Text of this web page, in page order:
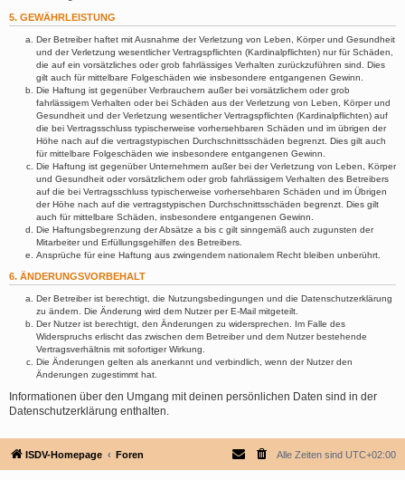
5. GEWÄHRLEISTUNG
Der Betreiber haftet mit Ausnahme der Verletzung von Leben, Körper und Gesundheit
und der Verletzung wesentlicher Vertragspflichten (Kardinalpflichten) nur für Schäden,
die auf ein vorsätzliches oder grob fahrlässiges Verhalten zurückzuführen sind. Dies
gilt auch für mittelbare Folgeschäden wie insbesondere entgangenen Gewinn.
Die Haftung ist gegenüber Verbrauchern außer bei vorsätzlichem oder grob
fahrlässigem Verhalten oder bei Schäden aus der Verletzung von Leben, Körper und
Gesundheit und der Verletzung wesentlicher Vertragspflichten (Kardinalpflichten) auf
die bei Vertragsschluss typischerweise vorhersehbaren Schäden und im übrigen der
Höhe nach auf die vertragstypischen Durchschnittsschäden begrenzt. Dies gilt auch
für mittelbare Folgeschäden wie insbesondere entgangenen Gewinn.
Die Haftung ist gegenüber Unternehmern außer bei der Verletzung von Leben, Körper
und Gesundheit oder vorsätzlichem oder grob fahrlässigem Verhalten des Betreibers
auf die bei Vertragsschluss typischerweise vorhersehbaren Schäden und im Übrigen
der Höhe nach auf die vertragstypischen Durchschnittsschäden begrenzt. Dies gilt
auch für mittelbare Schäden, insbesondere entgangenen Gewinn.
Die Haftungsbegrenzung der Absätze a bis c gilt sinngemäß auch zugunsten der
Mitarbeiter und Erfüllungsgehilfen des Betreibers.
Ansprüche für eine Haftung aus zwingendem nationalem Recht bleiben unberührt.
6. ÄNDERUNGSVORBEHALT
Der Betreiber ist berechtigt, die Nutzungsbedingungen und die Datenschutzerklärung
zu ändern. Die Änderung wird dem Nutzer per E-Mail mitgeteilt.
Der Nutzer ist berechtigt, den Änderungen zu widersprechen. Im Falle des
Widerspruchs erlischt das zwischen dem Betreiber und dem Nutzer bestehende
Vertragsverhältnis mit sofortiger Wirkung.
Die Änderungen gelten als anerkannt und verbindlich, wenn der Nutzer den
Änderungen zugestimmt hat.
Informationen über den Umgang mit deinen persönlichen Daten sind in der
Datenschutzerklärung enthalten.
ISDV-Homepage Foren Alle Zeiten sind UTC+02:00